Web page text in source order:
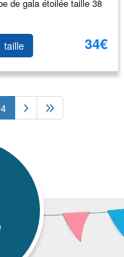
de gala étoilée taille 38
taille 34€
4